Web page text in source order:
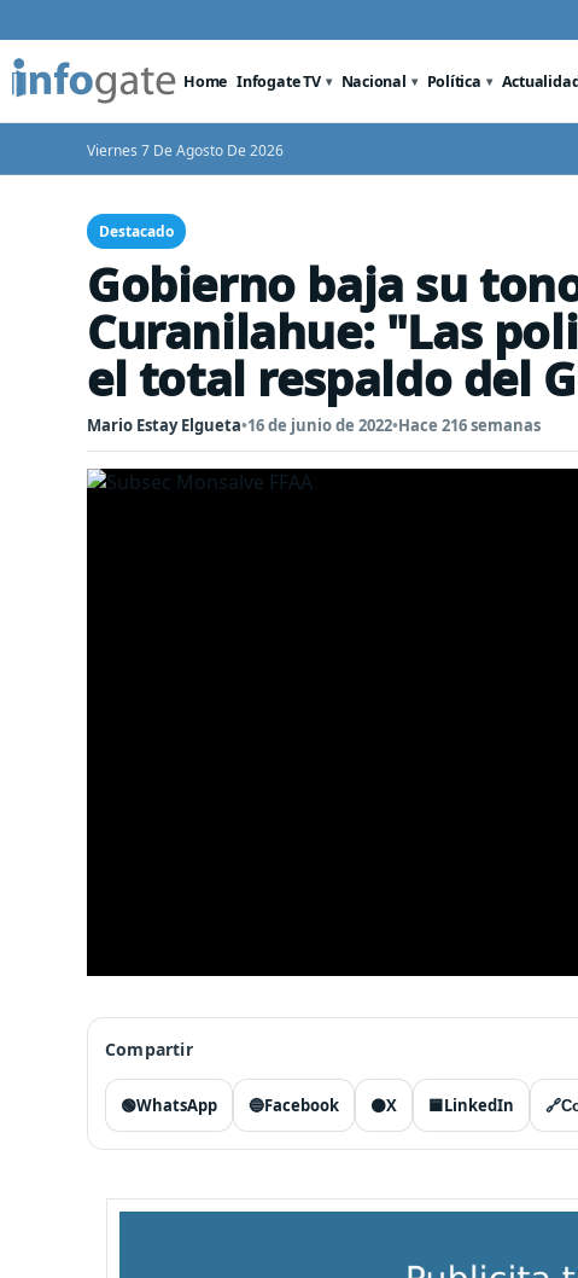
Home Infogate TV Nacional Política
Viernes 7 De Agosto De 2026
Destacado
Gobierno baja su
Curanilahue: "Las
el total respaldo del
Mario Estay Elgueta•16 de junio de 2022•Hace 216 semanas
Compartir
🟢WhatsApp 🔵Facebook ⚫X 🟦LinkedIn 🔗